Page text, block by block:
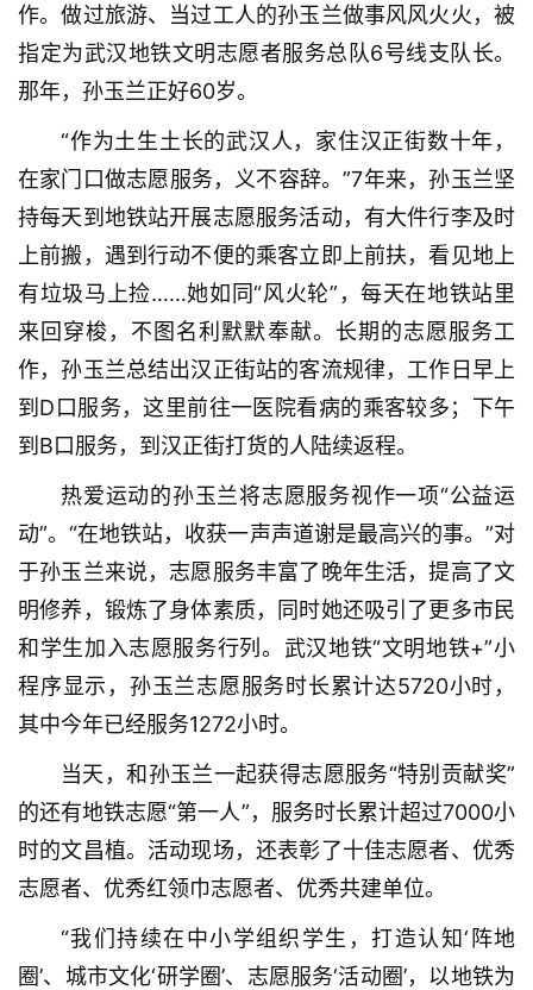
页
作。做过旅游、当过工人的孙玉兰做事风风火火，被
指定为武汉地铁文明志愿者服务总队6号线支队长。
那年，孙玉兰正好60岁。
“作为土生土长的武汉人，家住汉正街数十年，
在家门口做志愿服务，义不容辞。”7年来，孙玉兰坚
持每天到地铁站开展志愿服务活动，有大件行李及时
上前搬，遇到行动不便的乘客立即上前扶，看见地上
有垃圾马上捡……她如同“风火轮”，每天在地铁站里
来回穿梭，不图名利默默奉献。长期的志愿服务工
作，孙玉兰总结出汉正街站的客流规律，工作日早上
到D口服务，这里前往一医院看病的乘客较多；下午
到B口服务，到汉正街打货的人陆续返程。
热爱运动的孙玉兰将志愿服务视作一项“公益运
动”。“在地铁站，收获一声声道谢是最高兴的事。”对
于孙玉兰来说，志愿服务丰富了晚年生活，提高了文
明修养，锻炼了身体素质，同时她还吸引了更多市民
和学生加入志愿服务行列。武汉地铁“文明地铁+”小
程序显示，孙玉兰志愿服务时长累计达5720小时，
其中今年已经服务1272小时。
当天，和孙玉兰一起获得志愿服务“特别贡献奖”
的还有地铁志愿“第一人”，服务时长累计超过7000小
时的文昌植。活动现场，还表彰了十佳志愿者、优秀
志愿者、优秀红领巾志愿者、优秀共建单位。
“我们持续在中小学组织学生，打造认知‘阵地
圈’、城市文化‘研学圈’、志愿服务‘活动圈’，以地铁为